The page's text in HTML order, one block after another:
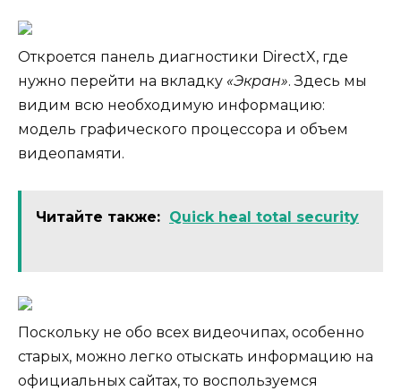
Откроется панель диагностики DirectX, где
нужно перейти на вкладку «Экран». Здесь мы
видим всю необходимую информацию:
модель графического процессора и объем
видеопамяти.
Читайте также: Quick heal total security
Поскольку не обо всех видеочипах, особенно
старых, можно легко отыскать информацию на
официальных сайтах, то воспользуемся